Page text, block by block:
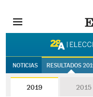
NOTICIAS RESULTADOS
2019 2015